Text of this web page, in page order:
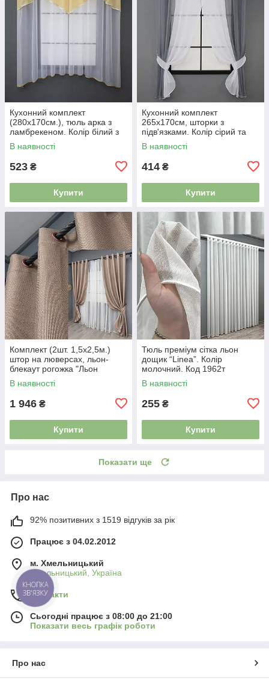
Кухонний комплект
(280х170см.), тюль арка з
ламбрекеном. Колір білий з
золотистим. Код 025к 52-
0862 4865801
В наявності
523 ₴
Купити
Кухонний комплект
265х170см, шторки з
підв'язками. Колір сірий та
білий. № 017к 50-005
4121356
В наявності
414 ₴
Купити
Комплект (2шт. 1,5х2,5м.)
штор на люверсах, льон-
блекаут рогожка "Льон
Мішковина". Колір пудровий.
Код 1069ш 37-0192 5019666
В наявності
1 946 ₴
Купити
Тюль преміум сітка льон
дощик “Linea”. Колір
молочний. Код 1962т
5201126
В наявності
255 ₴
Купити
Показати ще
Про нас
92% позитивних з 1519 відгуків за рік
Працює з 04.02.2012
м. Хмельницький
Хмельницький, Україна
Контакти
Сьогодні працює з 08:00 до 21:00
Показати весь графік роботи
Про нас
КНОПКА
ЗВ'ЯЗКУ